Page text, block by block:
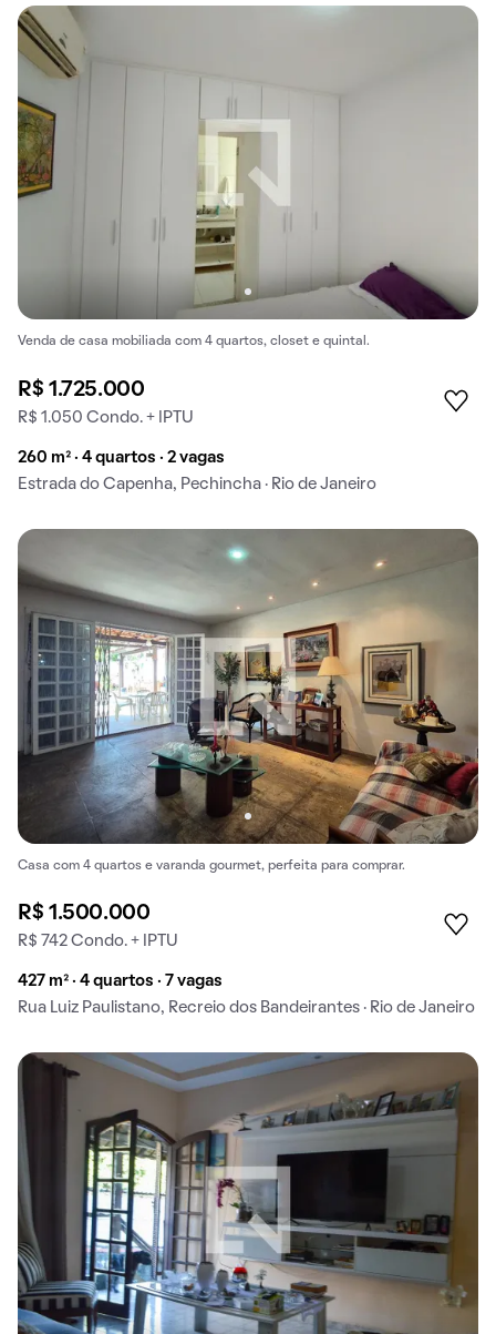
Venda de casa mobiliada com 4 quartos, closet e quintal.
R$ 1.725.000
R$ 1.050 Condo. + IPTU
260 m² · 4 quartos · 2 vagas
Estrada do Capenha, Pechincha · Rio de Janeiro
Casa com 4 quartos e varanda gourmet, perfeita para comprar.
R$ 1.500.000
R$ 742 Condo. + IPTU
427 m² · 4 quartos · 7 vagas
Rua Luiz Paulistano, Recreio dos Bandeirantes · Rio de Janeiro